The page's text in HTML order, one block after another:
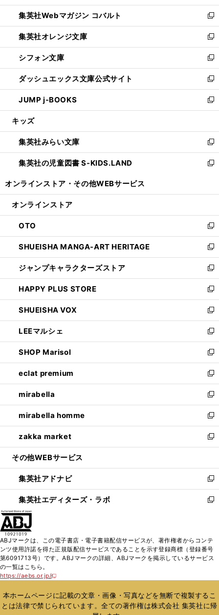
開
く
ウ
で
開
く
ン
ド
ウ
で
開
く
ウ
ィ
ン
ド
ウ
で
開
く
集英社Webマガジン コバルト
新
し
い
ウ
ィ
ン
ド
ウ
で
開
集英社オレンジ文庫
新
し
い
ウ
ィ
ン
ド
ウ
開
く
シフォン文庫
新
し
い
ウ
ィ
ン
ウ
で
開
く
ダッシュエックス文庫公式サイト
新
し
い
ウ
ン
ド
ウ
で
JUMP j-BOOKS
新
し
ウ
ィ
ン
ド
開
キッズ
集英社みらい文庫
新
し
い
ン
ウ
で
開
く
集英社の児童図書 S-KIDS.LAND
新
ウ
ン
ド
ウ
で
開
く
オンラインストア・ その他WEBサービス
オンラインストア
OTO
新
し
い
ウ
ィ
ン
ド
ウ
で
開
く
SHUEISHA MANGA-ART HERITAGE
新
し
い
ウ
ィ
ン
ド
ウ
で
開
く
ジャンプキャラクターズストア
新
し
い
ウ
ィ
ン
ド
ウ
で
開
く
HAPPY PLUS STORE
新
し
い
ウ
ィ
ン
ド
ウ
で
開
く
SHUEISHA VOX
新
し
い
ウ
ィ
ン
ド
ウ
で
開
く
LEEマルシェ
新
し
い
ウ
ィ
ン
ド
ウ
で
開
く
SHOP Marisol
新
し
い
ウ
ィ
ン
ド
ウ
で
開
eclat premium
新
し
い
ウ
ィ
ン
ド
ウ
開
く
mirabella
新
し
い
ウ
ィ
ン
ウ
で
開
く
mirabella homme
新
し
い
ウ
ン
ド
ウ
で
zakka market
新
し
ウ
ィ
ン
ド
く
その他WEBサービス
集英社アドナビ
新
し
い
ド
ウ
で
集英社エディターズ・ラボ
新
ィ
ン
ド
開
く
ABJマークは、この電子書店・電子書籍配信サービスが、著作権者からコンテ
ンツ使用許諾を得た正規版配信サービスであることを示す登録商標（登録番号
第6091713号）です。ABJマークの詳細、ABJマークを掲示しているサービス
の一覧はこちら。
https://aebs.or.jp/
新
い
ウ
ィ
本ホームページに記載の文章・画像・写真などを無断で複製するこ
とは法律で禁じられています。全ての著作権は株式会社 集英社に帰